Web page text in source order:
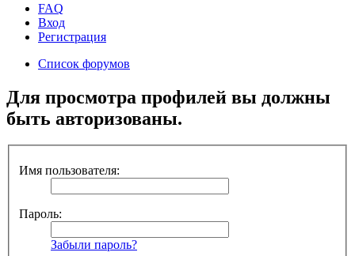
FAQ
Вход
Регистрация
Список форумов
Для просмотра профилей вы должны
быть авторизованы.
Имя пользователя:
Пароль:
Забыли пароль?